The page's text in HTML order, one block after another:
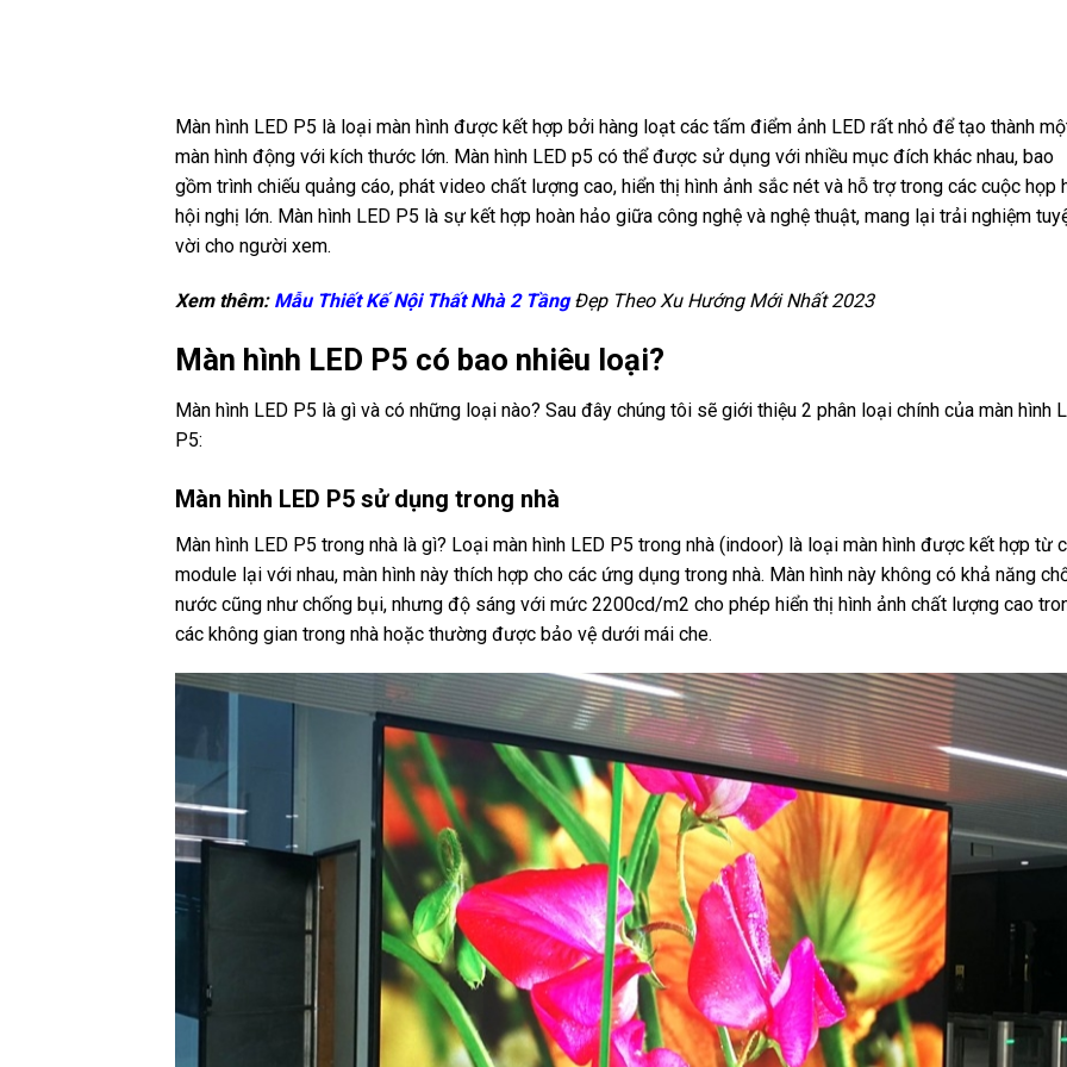
Màn hình LED P5 là loại màn hình được kết hợp bởi hàng loạt các tấm điểm ảnh LED rất nhỏ để tạo thành
màn hình động với kích thước lớn. Màn hình LED p5 có thể được sử dụng với nhiều mục đích khác nhau, bao
gồm trình chiếu quảng cáo, phát video chất lượng cao, hiển thị hình ảnh sắc nét và hỗ trợ trong các cuộc họp
hội nghị lớn. Màn hình LED P5 là sự kết hợp hoàn hảo giữa công nghệ và nghệ thuật, mang lại trải nghiệm
vời cho người xem.
Xem thêm: Mẫu Thiết Kế Nội Thất Nhà 2 TầngĐẹp Theo Xu Hướng Mới Nhất 2023
Màn hình LED P5 có bao nhiêu loại?
Màn hình LED P5 là gì và có những loại nào? Sau đây chúng tôi sẽ giới thiệu 2 phân loại chính của màn hình
P5:
Màn hình LED P5 sử dụng trong nhà
Màn hình LED P5 trong nhà là gì? Loại màn hình LED P5 trong nhà (indoor) là loại màn hình được kết hợp từ
module lại với nhau, màn hình này thích hợp cho các ứng dụng trong nhà. Màn hình này không có khả năng
nước cũng như chống bụi, nhưng độ sáng với mức 2200cd/m2 cho phép hiển thị hình ảnh chất lượng cao
các không gian trong nhà hoặc thường được bảo vệ dưới mái che.